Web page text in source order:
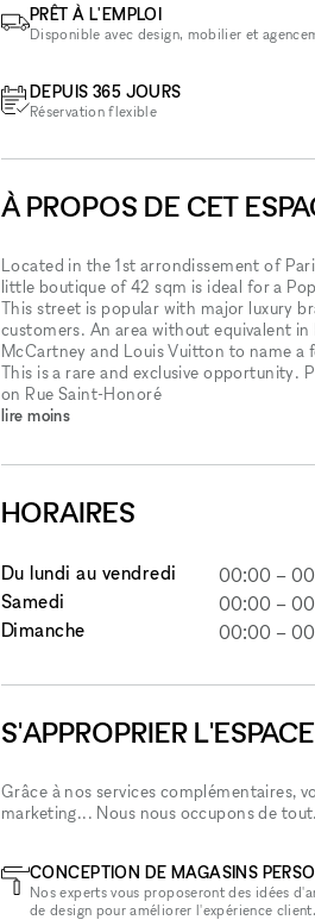
PRÊT À L'EMPLOI
Disponible avec design, mobilier et
DEPUIS 365 JOURS
Réservation flexible
À PROPOS DE CET
Located in the 1st arrondissement of
little boutique of 42 sqm is ideal for a
This street is popular with major luxury
customers. An area without equivalent
McCartney and Louis Vuitton to name a
This is a rare and exclusive opportunity.
on Rue Saint-Honoré
lire moins
HORAIRES
Du lundi au vendredi 00:00 –
Samedi
00:00 –
Dimanche
00:00 –
S'APPROPRIER L'ESPACE
Grâce à nos services complémentaires,
marketing... Nous nous occupons de tout.
CONCEPTION DE MAGASINS
Nos experts vous proposeront des idées
de design pour améliorer l'expérience client.